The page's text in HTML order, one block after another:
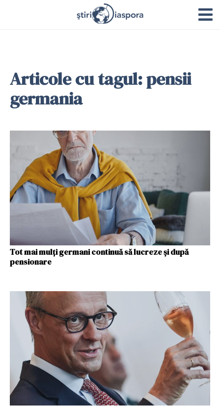
Articole cu tagul: pensii
germania
Tot mai mulți germani continuă să lucreze și după
pensionare